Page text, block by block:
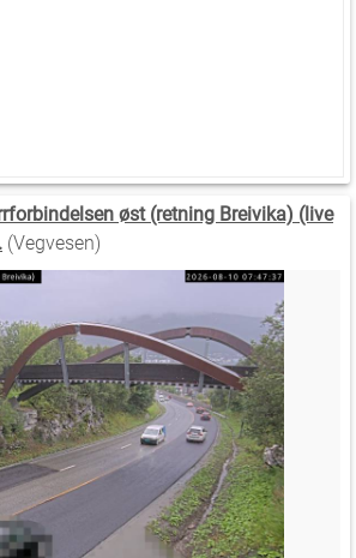
øst (retning Breivika) (live
(Vegvesen)